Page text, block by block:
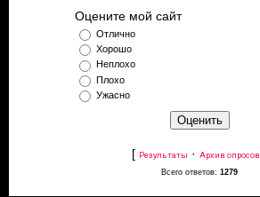
Оцените мой сайт
Отлично
Хорошо
Неплохо
Плохо
Ужасно
[ Результаты · Архив опросов
Всего ответов: 1279